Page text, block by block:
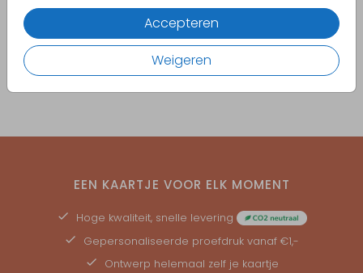
Accepteren
Weigeren
75
99
100 +
€ 1,45
EEN KAARTJE VOOR ELK MOMENT
Hoge kwaliteit, snelle levering
Gepersonaliseerde proefdruk vanaf €1,-
Ontwerp helemaal zelf je kaartje